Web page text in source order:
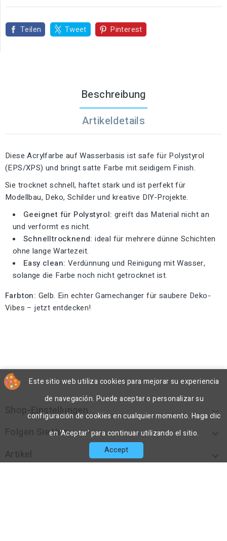
Teilen Tweet Pinterest
Beschreibung
Artikeldetails
Diese Acrylfarbe auf Wasserbasis ist safe für Polystyrol
(EPS/XPS) und bringt satte Farbe mit seidigem Finish.
Sie trocknet schnell, haftet stark und ist perfekt für
Modellbau, Deko, Schilder und kreative DIY-Projekte.
Geeignet für Polystyrol: greift das Material nicht an
und verformt es nicht.
Schnelltrocknend: ideal für mehrere dünne Schichten
ohne lange Wartezeit.
Easy clean: Verdünnung und Reinigung mit Wasser,
solange die Farbe noch nicht getrocknet ist.
Farbton: Gelb. Ein echter Gamechanger für saubere Deko-
Vibes – jetzt entdecken!
Shop-Einstellungen 
Folgen Sie Uns 
Artikel 
Este sitio web utiliza cookies para mejorar su experiencia
de navegación. Puede aceptar o personalizar su
configuración de cookies en cualquier momento. Haga clic
en 'Aceptar' para continuar utilizando el sitio.
Accept